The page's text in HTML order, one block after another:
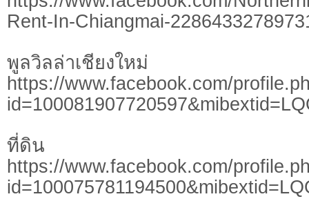
Rent-In-Chiangmai-
พูลวิลล่าเชียงใหม่
https://www.facebook.com/
ที่ดิน
https://www.facebook.com/